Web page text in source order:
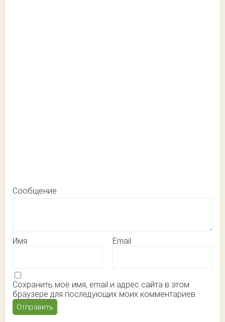
Сообщение
Имя Email
Сохранить моё имя, email и адрес сайта в этом
браузере для последующих моих комментариев.